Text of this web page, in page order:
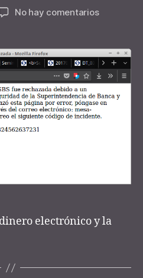
Post
author
y
r
No hay comentariosen
electrónico y la